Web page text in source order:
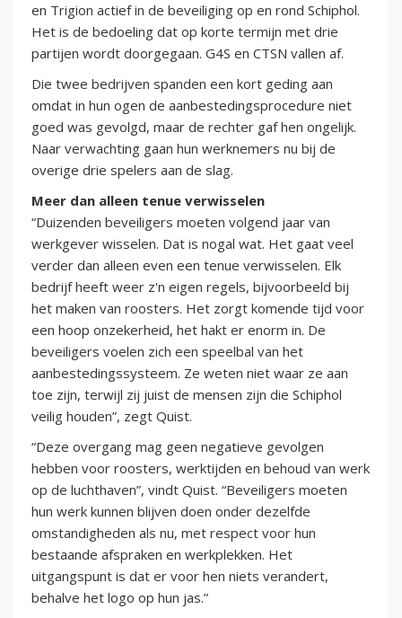
en Trigion actief in de beveiliging op en rond Schiphol.
Het is de bedoeling dat op korte termijn met drie
partijen wordt doorgegaan. G4S en CTSN vallen af.
Die twee bedrijven spanden een kort geding aan
omdat in hun ogen de aanbestedingsprocedure niet
goed was gevolgd, maar de rechter gaf hen ongelijk.
Naar verwachting gaan hun werknemers nu bij de
overige drie spelers aan de slag.
Meer dan alleen tenue verwisselen
“Duizenden beveiligers moeten volgend jaar van
werkgever wisselen. Dat is nogal wat. Het gaat veel
verder dan alleen even een tenue verwisselen. Elk
bedrijf heeft weer z'n eigen regels, bijvoorbeeld bij
het maken van roosters. Het zorgt komende tijd voor
een hoop onzekerheid, het hakt er enorm in. De
beveiligers voelen zich een speelbal van het
aanbestedingssysteem. Ze weten niet waar ze aan
toe zijn, terwijl zij juist de mensen zijn die Schiphol
veilig houden”, zegt Quist.
“Deze overgang mag geen negatieve gevolgen
hebben voor roosters, werktijden en behoud van werk
op de luchthaven”, vindt Quist. “Beveiligers moeten
hun werk kunnen blijven doen onder dezelfde
omstandigheden als nu, met respect voor hun
bestaande afspraken en werkplekken. Het
uitgangspunt is dat er voor hen niets verandert,
behalve het logo op hun jas.”